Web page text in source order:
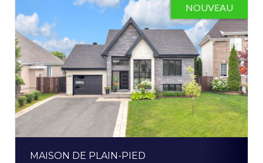
NOUVEAU
MAISON DE PLAIN-PIED